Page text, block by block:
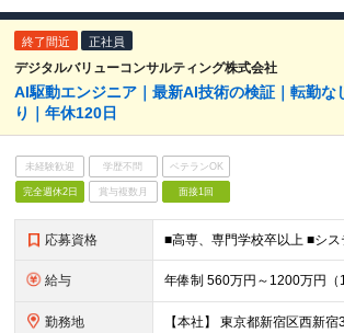
終了間近 正社員
デジタルバリューコンサルティング株式会社
AI駆動エンジニア｜最新AI技術の検証｜転勤な
り｜年休120日
未経験歓迎 学歴不問 ベテランOK
完全週休2日 賞与複数月 面接1回
応募資格
給与
勤務地